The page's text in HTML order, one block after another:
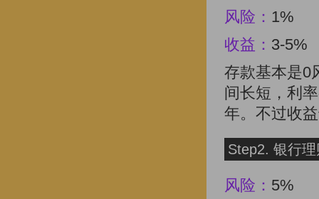
风险： 1%
收益： 3-5%
存款基本是0
间长短，利
年。不过收
Step2. 银行
风险： 5%